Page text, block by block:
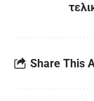
Share This